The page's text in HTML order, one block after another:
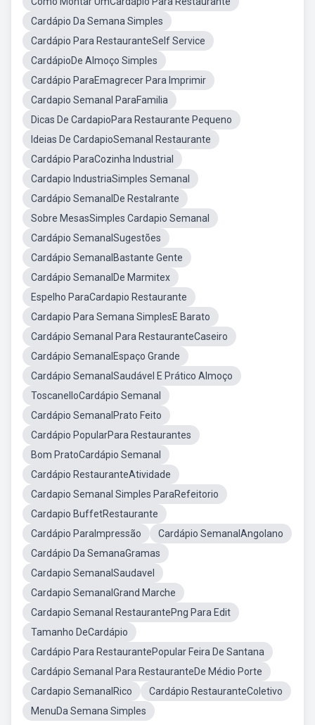
Cardápio Da Semana Simples
Cardápio Para RestauranteSelf Service
CardápioDe Almoço Simples
Cardápio ParaEmagrecer Para Imprimir
Cardapio Semanal ParaFamilia
Dicas De CardapioPara Restaurante Pequeno
Ideias De CardapioSemanal Restaurante
Cardápio ParaCozinha Industrial
Cardapio IndustriaSimples Semanal
Cardápio SemanalDe Restalrante
Sobre MesasSimples Cardapio Semanal
Cardápio SemanalSugestões
Cardápio SemanalBastante Gente
Cardápio SemanalDe Marmitex
Espelho ParaCardapio Restaurante
Cardapio Para Semana SimplesE Barato
Cardápio Semanal Para RestauranteCaseiro
Cardápio SemanalEspaço Grande
Cardápio SemanalSaudável E Prático Almoço
ToscanelloCardápio Semanal
Cardápio SemanalPrato Feito
Cardápio PopularPara Restaurantes
Bom PratoCardápio Semanal
Cardápio RestauranteAtividade
Cardapio Semanal Simples ParaRefeitorio
Cardapio BuffetRestaurante
Cardápio ParaImpressão
Cardápio SemanalAngolano
Cardápio Da SemanaGramas
Cardapio SemanalSaudavel
Cardapio SemanalGrand Marche
Cardapio Semanal RestaurantePng Para Edit
Tamanho DeCardápio
Cardápio Para RestaurantePopular Feira De Santana
Cardápio Semanal Para RestauranteDe Médio Porte
Cardapio SemanalRico
Cardápio RestauranteColetivo
MenuDa Semana Simples